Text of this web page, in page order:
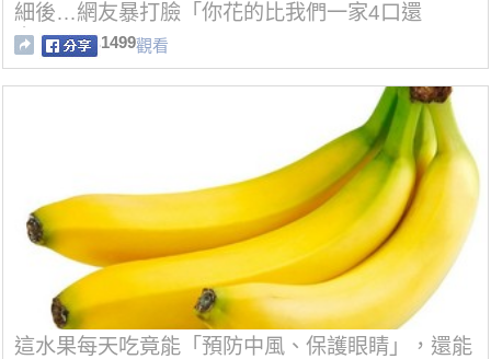
細後…網友暴打臉「你花的比我們一家4口還
多」！
1499觀看
這水果每天吃竟能「預防中風、保護眼睛」，還能